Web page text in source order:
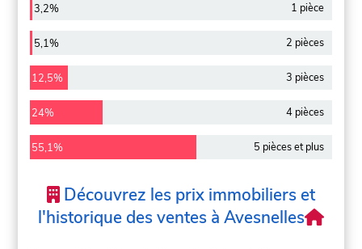
3,2% 1 pièce
5,1% 2 pièces
12,5% 3 pièces
24% 4 pièces
55,1% 5 pièces et plus
Découvrez les prix immobiliers et
l'historique des ventes à Avesnelles